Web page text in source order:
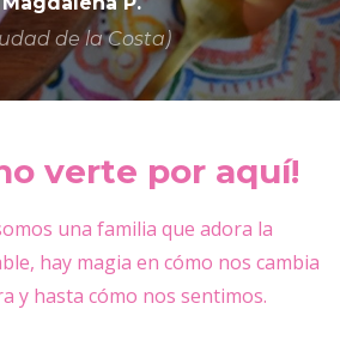
de la Costa)
verte por aquí!
una familia que adora la
hay magia en cómo nos cambia
y hasta cómo nos sentimos.